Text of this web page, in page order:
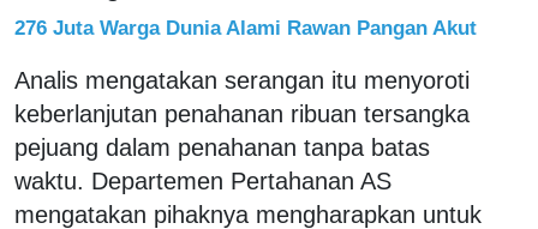
276 Juta Warga Dunia Alami Rawan Pangan Akut
Analis mengatakan serangan itu menyoroti
keberlanjutan penahanan ribuan tersangka
pejuang dalam penahanan tanpa batas
waktu. Departemen Pertahanan AS
mengatakan pihaknya mengharapkan untuk